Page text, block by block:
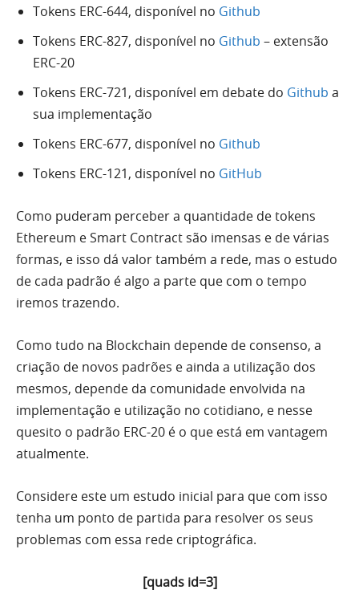
Tokens ERC-644, disponível no Github
Tokens ERC-827, disponível no Github – extensão
ERC-20
Tokens ERC-721, disponível em debate do Github a
sua implementação
Tokens ERC-677, disponível no Github
Tokens ERC-121, disponível no GitHub
Como puderam perceber a quantidade de tokens
Ethereum e Smart Contract são imensas e de várias
formas, e isso dá valor também a rede, mas o estudo
de cada padrão é algo a parte que com o tempo
iremos trazendo.
Como tudo na Blockchain depende de consenso, a
criação de novos padrões e ainda a utilização dos
mesmos, depende da comunidade envolvida na
implementação e utilização no cotidiano, e nesse
quesito o padrão ERC-20 é o que está em vantagem
atualmente.
Considere este um estudo inicial para que com isso
tenha um ponto de partida para resolver os seus
problemas com essa rede criptográfica.
[quads id=3]